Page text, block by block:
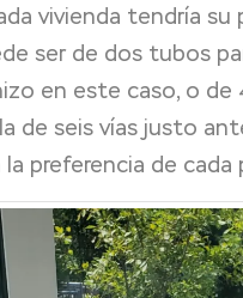
vivienda tendría
ser de dos tubos
en este caso, o
de seis vías justo
preferencia de